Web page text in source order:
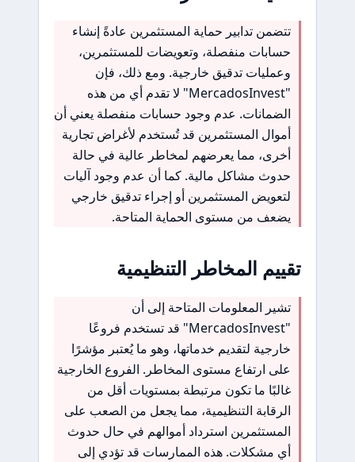
تتضمن تدابير حماية المستثمرين عادةً إنشاء
حسابات منفصلة، وتعويضات للمستثمرين،
وعمليات تدقيق خارجية. ومع ذلك، فإن
"MercadosInvest" لا تقدم أي من هذه
الضمانات. عدم وجود حسابات منفصلة يعني أن
أموال المستثمرين قد تُستخدم لأغراض تجارية
أخرى، مما يعرضهم لمخاطر عالية في حالة
حدوث مشاكل مالية. كما أن عدم وجود آليات
لتعويض المستثمرين أو إجراء تدقيق خارجي
يضعف من مستوى الحماية المتاحة.
تقييم المخاطر التنظيمية
تشير المعلومات المتاحة إلى أن
"MercadosInvest" قد تستخدم فروعًا
خارجية لتقديم خدماتها، وهو ما يُعتبر مؤشرًا
على ارتفاع مستوى المخاطر. الفروع الخارجية
غالبًا ما تكون مرتبطة بمستويات أقل من
الرقابة التنظيمية، مما يجعل من الصعب على
المستثمرين استرداد أموالهم في حال حدوث
أي مشكلات. هذه الممارسات قد تؤدي إلى